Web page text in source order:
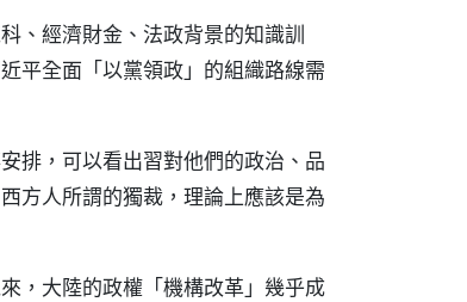
、經濟財金、法政背景的知識訓
平全面「以黨領政」的組織路線需
排，可以看出習對他們的政治、品
方人所謂的獨裁，理論上應該是為
，大陸的政權「機構改革」幾乎成